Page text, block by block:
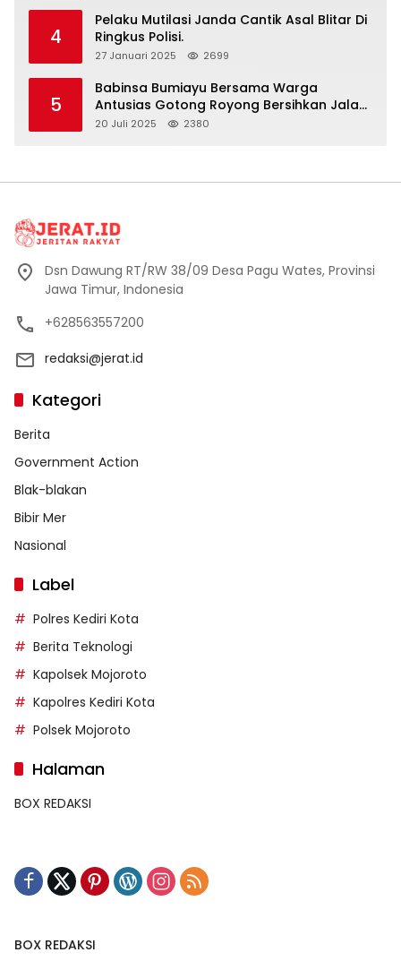
4
Pelaku Mutilasi Janda Cantik Asal Blitar Di
Ringkus Polisi.
27 Januari 2025 2699
5
Babinsa Bumiayu Bersama Warga
Antusias Gotong Royong Bersihkan Jalan
Dusun Banaran
20 Juli 2025 2380
Dsn Dawung RT/RW 38/09 Desa Pagu Wates, Provinsi
Jawa Timur, Indonesia
+628563557200
redaksi@jerat.id
Kategori
Berita
Government Action
Blak-blakan
Bibir Mer
Nasional
Label
Polres Kediri Kota
Berita Teknologi
Kapolsek Mojoroto
Kapolres Kediri Kota
Polsek Mojoroto
Halaman
BOX REDAKSI
BOX REDAKSI